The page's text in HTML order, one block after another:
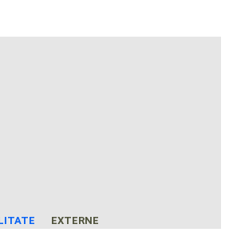
EXTERNE